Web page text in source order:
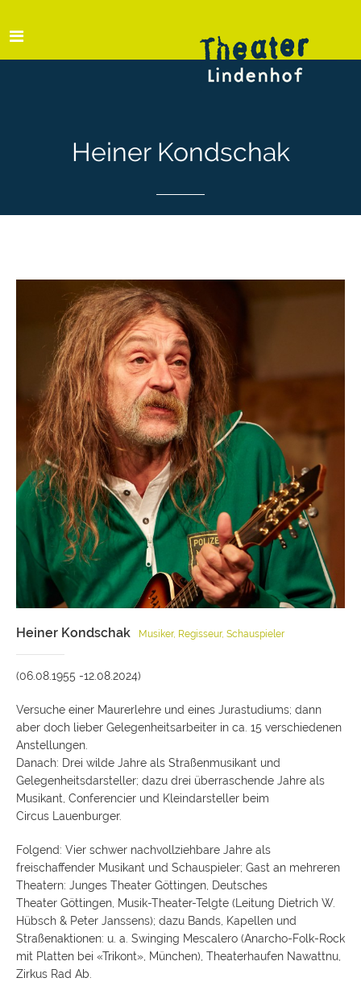
Heiner Kondschak
Heiner Kondschak Musiker, Regisseur, Schauspieler
(06.08.1955 -12.08.2024)
Versuche einer Maurerlehre und eines Jurastudiums; dann
aber doch lieber Gelegenheitsarbeiter in ca. 15 verschiedenen
Anstellungen.
Danach: Drei wilde Jahre als Straßenmusikant und
Gelegenheitsdarsteller; dazu drei überraschende Jahre als
Musikant, Conferencier und Kleindarsteller beim
Circus Lauenburger.
Folgend: Vier schwer nachvollziehbare Jahre als
freischaffender Musikant und Schauspieler; Gast an mehreren
Theatern: Junges Theater Göttingen, Deutsches
Theater Göttingen, Musik-Theater-Telgte (Leitung Dietrich W.
Hübsch & Peter Janssens); dazu Bands, Kapellen und
Straßenaktionen: u. a. Swinging Mescalero (Anarcho-Folk-Rock
mit Platten bei «Trikont», München), Theaterhaufen Nawattnu,
Zirkus Rad Ab.